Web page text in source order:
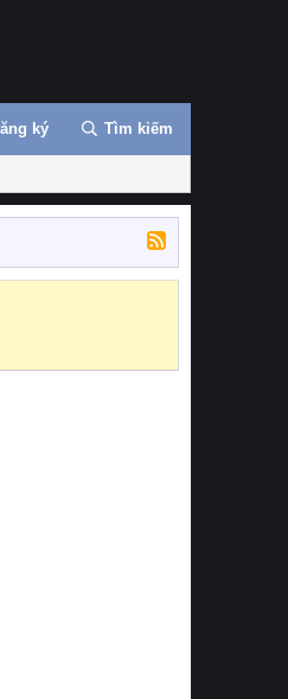
ký Tìm kiếm